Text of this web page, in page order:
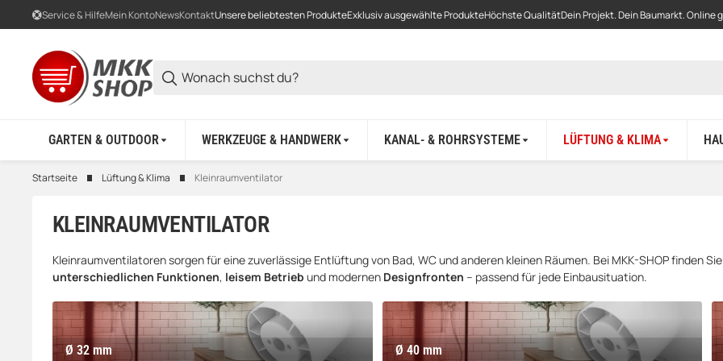
Service & HilfeMein KontoNewsKontaktUnsere beliebtesten ProdukteExklusiv ausgewählte ProdukteHöchste QualitätDein Projekt. Dein Baumarkt. Online
GARTEN & OUTDOOR WERKZEUGE & HANDWERK KANAL- & ROHRSYSTEME LÜFTUNG & KLIMA
Startseite Lüftung & Klima Kleinraumventilator
KLEINRAUMVENTILATOR
Kleinraumventilatoren sorgen für eine zuverlässige Entlüftung von Bad, WC und anderen kleinen Räumen. Bei MKK-SHOP finden Sie
unterschiedlichen Funktionen, leisem Betrieb und modernen Designfronten – passend für jede Einbausituation.
Ø 32 mm
Ø 32 mm
Ø 40 mm
Ø 40 mm
Ø